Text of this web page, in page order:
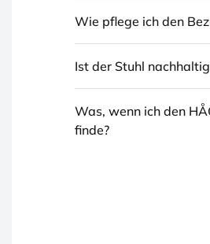
Wie pflege ich den
Ist der Stuhl
Was, wenn ich den
finde?